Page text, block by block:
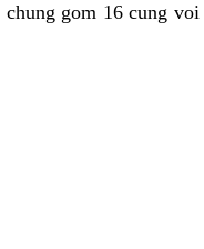
gom 16 cung